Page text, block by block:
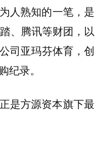
人熟知的一笔，是
、腾讯等财团，以
司亚玛芬体育，创
纪录。
是方源资本旗下最